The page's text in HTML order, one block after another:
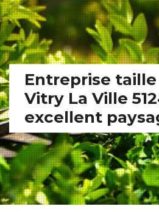
Entreprise
Vitry La Ville
excellent